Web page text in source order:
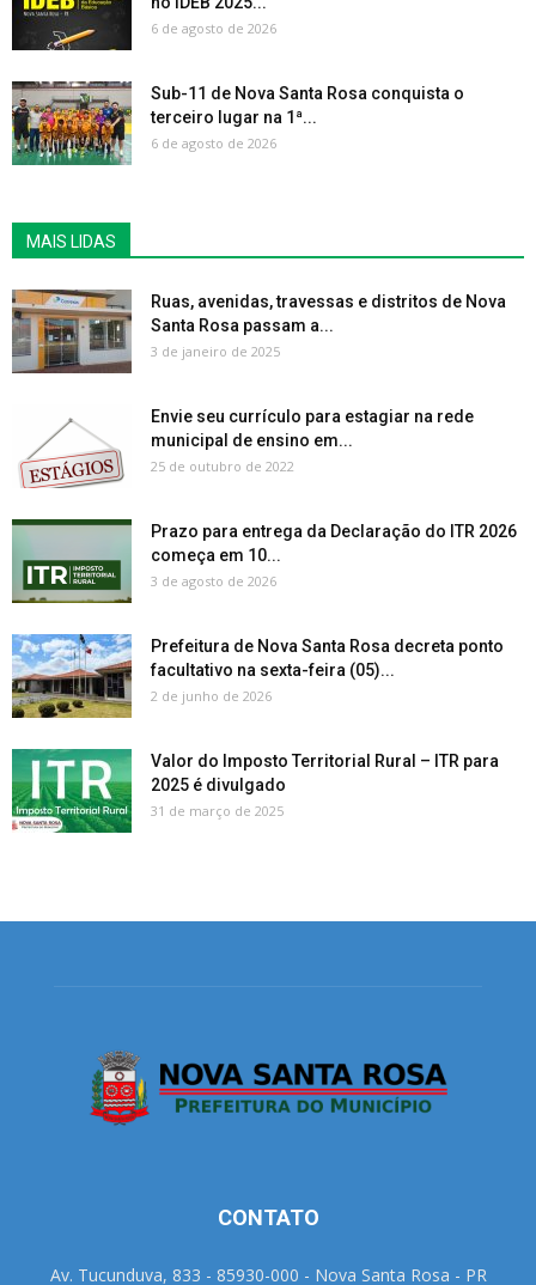
6 de agosto de 2026
Sub-11 de Nova Santa Rosa conquista o
terceiro lugar na 1ª...
6 de agosto de 2026
MAIS LIDAS
Ruas, avenidas, travessas e distritos de Nova
Santa Rosa passam a...
3 de janeiro de 2025
Envie seu currículo para estagiar na rede
municipal de ensino em...
25 de outubro de 2022
Prazo para entrega da Declaração do ITR 2026
começa em 10...
3 de agosto de 2026
Prefeitura de Nova Santa Rosa decreta ponto
facultativo na sexta-feira (05)...
2 de junho de 2026
Valor do Imposto Territorial Rural – ITR para
2025 é divulgado
31 de março de 2025
CONTATO
Av. Tucunduva, 833 - 85930-000 - Nova Santa Rosa - PR